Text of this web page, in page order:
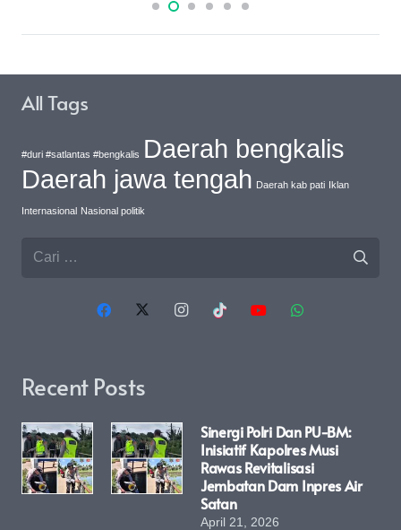
Recent Posts
Sinergi Polri Dan PU-BM:
Inisiatif Kapolres Musi
Rawas Revitalisasi
Jembatan Dam Inpres Air
Satan
April 21, 2026
All Tags
#duri #satlantas #bengkalis Daerah bengkalis
Daerah jawa tengah Daerah kab pati Iklan
Internasional Nasional politik
Cari